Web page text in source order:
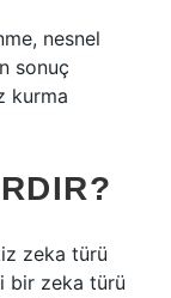
nesnel
sonuç
kurma
zeka türü
bir zeka türü